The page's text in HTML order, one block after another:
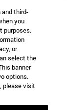
third-
you
purposes.
or
select the
banner
options.
please visit